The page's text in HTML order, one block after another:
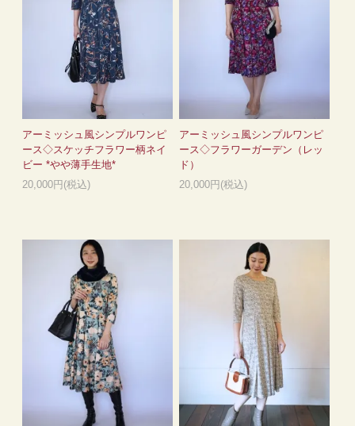
アーミッシュ風シンプルワンピ
ース◇スケッチフラワー柄ネイ
ビー *やや薄手生地*
20,000円(税込)
アーミッシュ風シンプルワンピ
ース◇フラワーガーデン（レッ
ド）
20,000円(税込)